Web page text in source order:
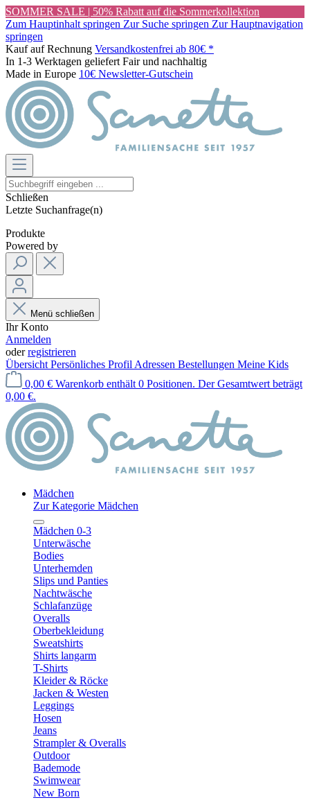
SOMMER SALE | 50% Rabatt auf die Sommerkollektion
Zum Hauptinhalt springen Zur Suche springen Zur Hauptnavigation
springen
Kauf auf Rechnung Versandkostenfrei ab 80€ *
In 1-3 Werktagen geliefert Fair und nachhaltig
Made in Europe 10€ Newsletter-Gutschein
Schließen
Letzte Suchanfrage(n)
Produkte
Powered by
Menü schließen
Ihr Konto
Anmelden
oderregistrieren
Übersicht Persönliches Profil Adressen Bestellungen Meine Kids
0,00 € Warenkorb enthält 0 Positionen. Der Gesamtwert beträgt
0,00 €.
Mädchen
Zur Kategorie Mädchen
Mädchen 0-3
Unterwäsche
Bodies
Unterhemden
Slips und Panties
Nachtwäsche
Schlafanzüge
Overalls
Oberbekleidung
Sweatshirts
Shirts langarm
T-Shirts
Kleider & Röcke
Jacken & Westen
Leggings
Hosen
Jeans
Strampler & Overalls
Outdoor
Bademode
Swimwear
New Born